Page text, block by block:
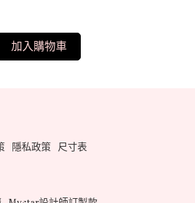
加入購物車
隱私政策 尺寸表